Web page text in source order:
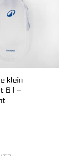
klein
6 l –